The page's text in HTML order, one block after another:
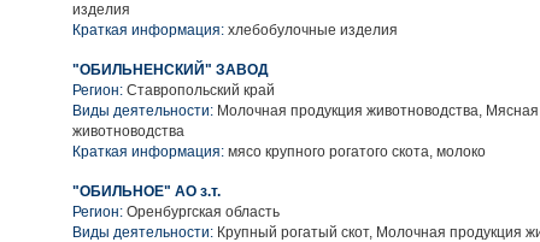
изделия
Краткая информация: хлебобулочные изделия
"ОБИЛЬНЕНСКИЙ" ЗАВОД
Регион: Ставропольский край
Виды деятельности: Молочная продукция животноводства,
животноводства
Краткая информация: мясо крупного рогатого скота, молоко
"ОБИЛЬНОЕ" АО з.т.
Регион: Оренбургская область
Виды деятельности: Крупный рогатый скот, Молочная продукция